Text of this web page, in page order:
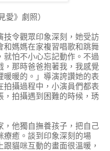
愛》劇照）
技令觀眾印象深刻，她受訪
和媽媽在家複習唱歌和跳舞
就怕不小心忘記動作。不過
，那時爸爸抱著我，我感覺
暖暖的。」導演誇讚她的表
拍攝過程中，小演員們都表
，拍攝遇到困難的時候，琇
，他獨自撫養孩子，把自己
療癒。談到印象深刻的場
貓咪互動的畫面很溫暖，